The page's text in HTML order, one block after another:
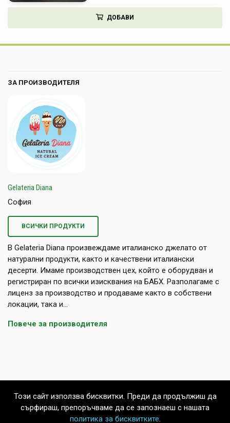
ДОБАВИ
ЗА ПРОИЗВОДИТЕЛЯ
Gelateria Diana
София
ВСИЧКИ ПРОДУКТИ
В Gelateria Diana произвеждаме италианско джелато от
натурални продукти, както и качествени италиански
десерти. Имаме производствен цех, който е оборудван и
регистриран по всички изисквания на БАБХ. Разполагаме с
лиценз за производство и продаваме както в собствени
локации, така и...
Повече за производителя
Този сайт използва бисквитки. Преди да продължиш да
сърфираш, препоръчваме да се запознаеш с нашата
политика за бисквитките.